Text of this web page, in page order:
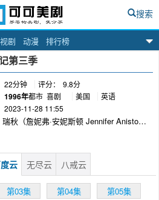
可美剧网
剧 动漫 排行榜
搜索
第三季
22分钟 评分：
9.8分
1996年都市 喜剧 美国
英语
2023-11-28 11:55
瑞秋（詹妮弗·安妮斯顿 Jennifer Aniston
饰）认为马克对她有企图，变
敏感。周年纪念日瑞秋仍在加班，罗斯带
到办公室探望，弄得一团糟被瑞秋赶回
后导致赌气分手。罗斯在和乔伊（马特·
云 无尽云 八戒云
第03集 第04集
第05集